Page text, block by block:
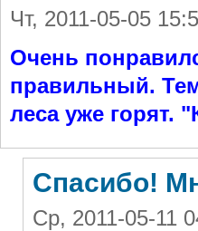
Чт, 2011-05-05
Очень
правильный.
леса уже горят.
Спасибо!
Ср, 2011-05-11